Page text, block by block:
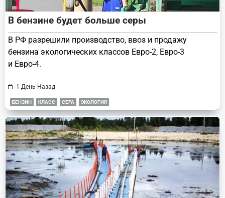
В бензине будет больше серы
В РФ разрешили производство, ввоз и продажу
бензина экологических классов Евро-2, Евро-3
и Евро-4.
1 День Назад
БЕНЗИН КЛАСС СЕРА ЭКОЛОГИЯ